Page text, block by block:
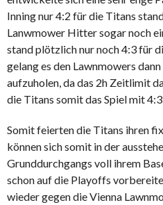
Inning nur 4:2 für die Titans
Lanwmower Hitter sogar noch
stand plötzlich nur noch 4:3 für
gelang es den Lawnmowers
aufzuholen, da das 2h Zeitlimit
die Titans somit das Spiel mit
Somit feierten die Titans ihren
können sich somit in der
Grunddurchgangs voll ihrem
schon auf die Playoffs
wieder gegen die Vienna